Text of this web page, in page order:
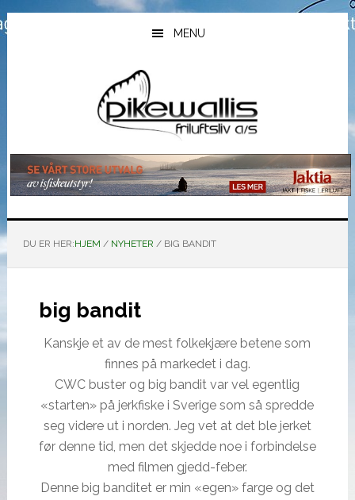
Hopp
til
Hopp
til
Hopp
til
MENU
DU ER HER:HJEM / NYHETER /BIG BANDIT
big bandit
Kanskje et av de mest folkekjære betene som
finnes på markedet i dag.
CWC buster og big bandit var vel egentlig
«starten» på jerkfiske i Sverige som så spredde
seg videre ut i norden. Jeg vet at det ble jerket
før denne tid, men det skjedde noe i forbindelse
med filmen gjedd-feber.
Denne big banditet er min «egen» farge og det